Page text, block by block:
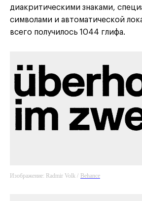
диакритическими знаками,
символами и автоматической
всего получилось 1044 глифа.
Изображение: Radmir Volk / Behance